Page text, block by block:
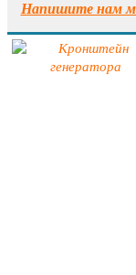
Напишите нам